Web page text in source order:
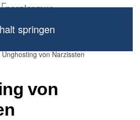
springen
Unghosting von Narzissten
von